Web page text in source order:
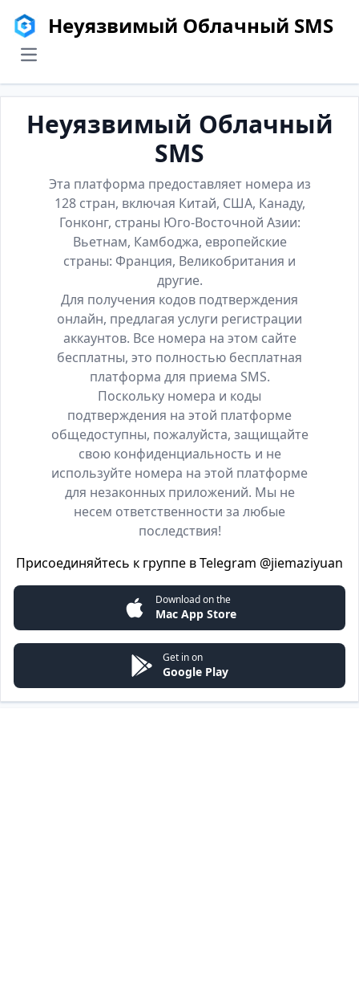
Неуязвимый Облачный SMS
menu
Неуязвимый Облачный
SMS
Эта платформа предоставляет номера из
128 стран, включая Китай, США, Канаду,
Гонконг, страны Юго-Восточной Азии:
Вьетнам, Камбоджа, европейские
страны: Франция, Великобритания и
другие.
Для получения кодов подтверждения
онлайн, предлагая услуги регистрации
аккаунтов. Все номера на этом сайте
бесплатны, это полностью бесплатная
платформа для приема SMS.
Поскольку номера и коды
подтверждения на этой платформе
общедоступны, пожалуйста, защищайте
свою конфиденциальность и не
используйте номера на этой платформе
для незаконных приложений. Мы не
несем ответственности за любые
последствия!
Присоединяйтесь к группе в Telegram @jiemaziyuan
Download on the
Mac App Store
Get in on
Google Play